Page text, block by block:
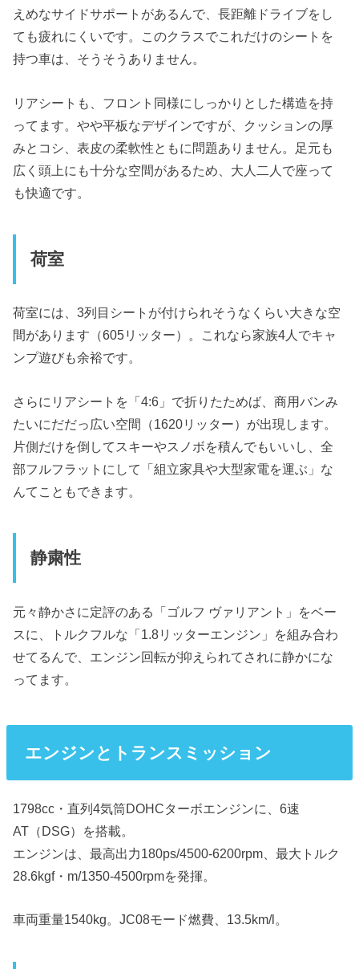
えめなサイドサポートがあるんで、長距離ドライブをし
ても疲れにくいです。このクラスでこれだけのシートを
持つ車は、そうそうありません。
リアシートも、フロント同様にしっかりとした構造を持
ってます。やや平板なデザインですが、クッションの厚
みとコシ、表皮の柔軟性ともに問題ありません。足元も
広く頭上にも十分な空間があるため、大人二人で座って
も快適です。
荷室
荷室には、3列目シートが付けられそうなくらい大きな空
間があります（605リッター）。これなら家族4人でキャ
ンプ遊びも余裕です。
さらにリアシートを「4:6」で折りたためば、商用バンみ
たいにだだっ広い空間（1620リッター）が出現します。
片側だけを倒してスキーやスノボを積んでもいいし、全
部フルフラットにして「組立家具や大型家電を運ぶ」な
んてこともできます。
静粛性
元々静かさに定評のある「ゴルフ ヴァリアント」をベー
スに、トルクフルな「1.8リッターエンジン」を組み合わ
せてるんで、エンジン回転が抑えられてされに静かにな
ってます。
エンジンとトランスミッション
1798cc・直列4気筒DOHCターボエンジンに、6速
AT（DSG）を搭載。
エンジンは、最高出力180ps/4500-6200rpm、最大トルク
28.6kgf・m/1350-4500rpmを発揮。
車両重量1540kg。JC08モード燃費、13.5km/l。